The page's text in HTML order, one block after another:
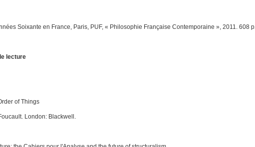
Soixante en France , Paris, PUF, « Philosophie Française Contemporaine », 2011. 608 p.
lecture
of Things
. London: Blackwell.